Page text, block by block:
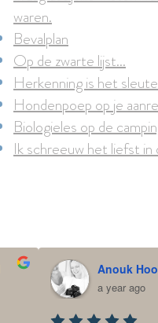
waren.
Bevalplan
Op de zwarte lijst...
Herkenning is het
Hondenpoep op je
Biologieles op de
Ik schreeuw het liefst in
Anouk
a year ago